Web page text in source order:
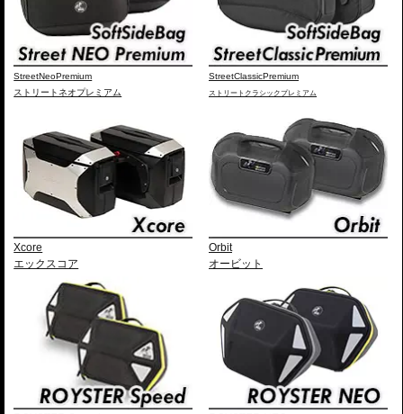
StreetNeoPremium
ストリートネオプレミアム
StreetClassicPremium
ストリートクラシックプレミアム
Xcore
エックスコア
Orbit
オービット